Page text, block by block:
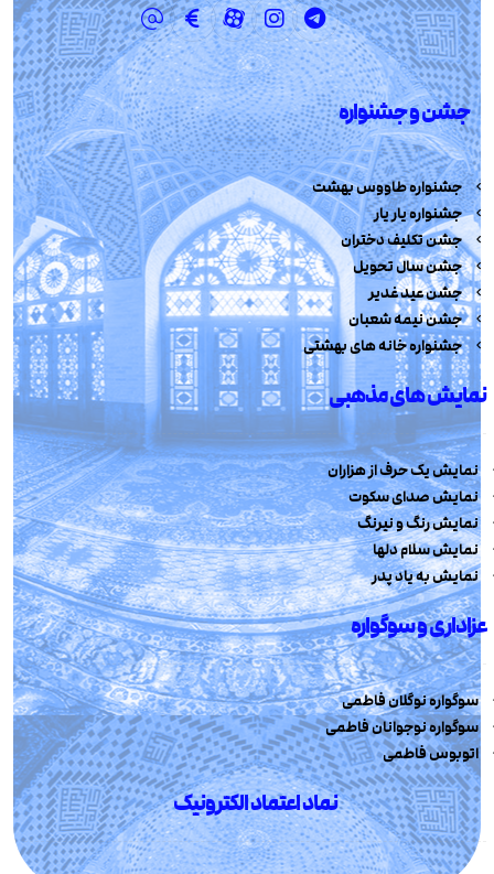
جشن و جشنواره
جشنواره طاووس بهشت
جشنواره یار یار
جشن تکلیف دختران
جشن سال تحویل
جشن عید غدیر
جشن نیمه شعبان
جشنواره خانه های بهشتی
نمایش های مذهبی
نمایش یک حرف از هزاران
نمایش صدای سکوت
نمایش رنگ و نیرنگ
نمایش سلام دلها
نمایش به یاد پدر
عزاداری و سوگواره
سوگواره نوگلان فاطمی
سوگواره نوجوانان فاطمی
اتوبوس فاطمی
نماد اعتماد الکترونیک